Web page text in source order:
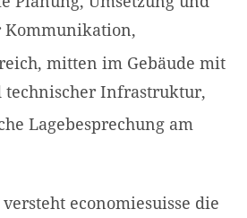
Kommunikation,
mitten im Gebäude mit
technischer Infrastruktur,
Lagebesprechung am
economiesuisse die